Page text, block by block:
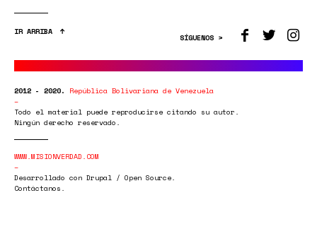
IR ARRIBA
SÍGUENOS >
2012 - 2020. República Bolivariana de Venezuela
Todo el material puede reproducirse citando su autor.
Ningún derecho reservado.
WWW.MISIONVERDAD.COM
Desarrollado con Drupal / Open Source.
Contáctanos.